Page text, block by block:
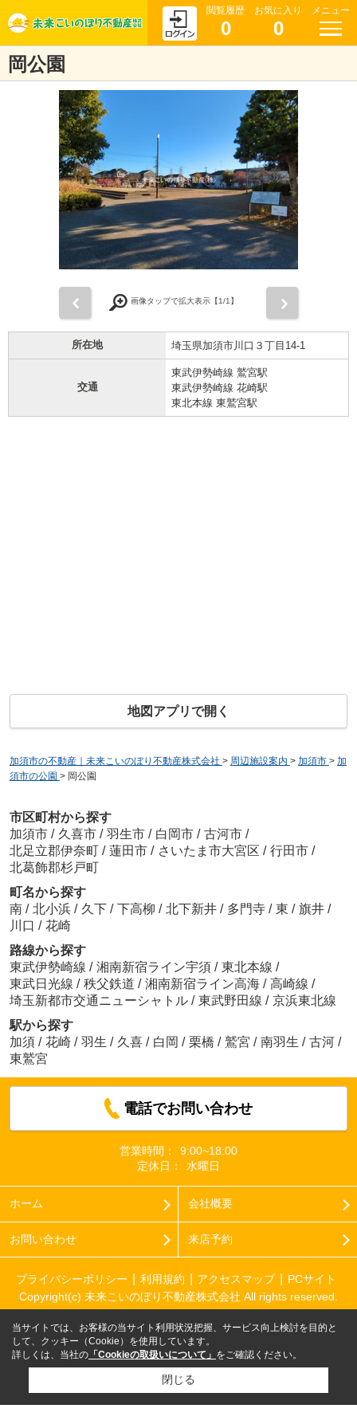
閲覧履歴
0
お気に入り
0
メニュー
岡公園
画像タップで拡大表示【1/1】
所在地 埼玉県加須市川口３丁目14-1
交通
東武伊勢崎線 鷲宮駅
東武伊勢崎線 花崎駅
東北本線 東鷲宮駅
地図アプリで開く
加須市の不動産｜未来こいのぼり不動産株式会社 > 周辺施設案内 > 加須市 > 加
須市の公園 > 岡公園
市区町村から探す
加須市 / 久喜市 / 羽生市 / 白岡市 / 古河市 /
北足立郡伊奈町 / 蓮田市 / さいたま市大宮区 / 行田市 /
北葛飾郡杉戸町
町名から探す
南 / 北小浜 / 久下 / 下高柳 / 北下新井 / 多門寺 / 東 / 旗井 /
川口 / 花崎
路線から探す
東武伊勢崎線 / 湘南新宿ライン宇須 / 東北本線 /
東武日光線 / 秩父鉄道 / 湘南新宿ライン高海 / 高崎線 /
埼玉新都市交通ニューシャトル / 東武野田線 / 京浜東北線
駅から探す
加須 / 花崎 / 羽生 / 久喜 / 白岡 / 栗橋 / 鷲宮 / 南羽生 / 古河 /
東鷲宮
電話でお問い合わせ
営業時間：
9:00~18:00
定休日：
水曜日
ホーム 会社概要
お問い合わせ 来店予約
プライバシーポリシー 利用規約 アクセスマップ
PCサイト
Copyright(c) 未来こいのぼり不動産株式会社 All rights reserved.
当サイトでは、お客様の当サイト利用状況把握、サービス向上検討を目的と
して、クッキー（Cookie）を使用しています。
詳しくは、当社の 「Cookieの取扱いについて」 をご確認ください。
閉じる